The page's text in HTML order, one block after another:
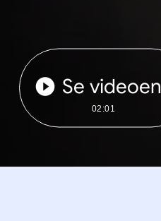
Se videoen
02:01